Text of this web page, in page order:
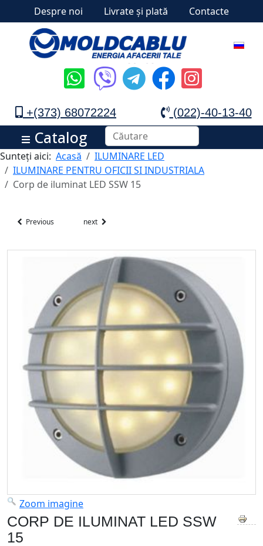
Despre noi Livrate și plată Contacte
+(373) 68072224 (022)-40-13-40
Catalog
Sunteți aici: Acasă
ILUMINARE LED
ILUMINARE PENTRU OFICII SI INDUSTRIALA
Corp de iluminat LED SSW 15
Previous next
Zoom imagine
CORP DE ILUMINAT LED SSW
15